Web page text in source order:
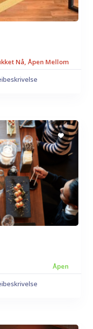
Nå, Åpen Mellom
Åpen